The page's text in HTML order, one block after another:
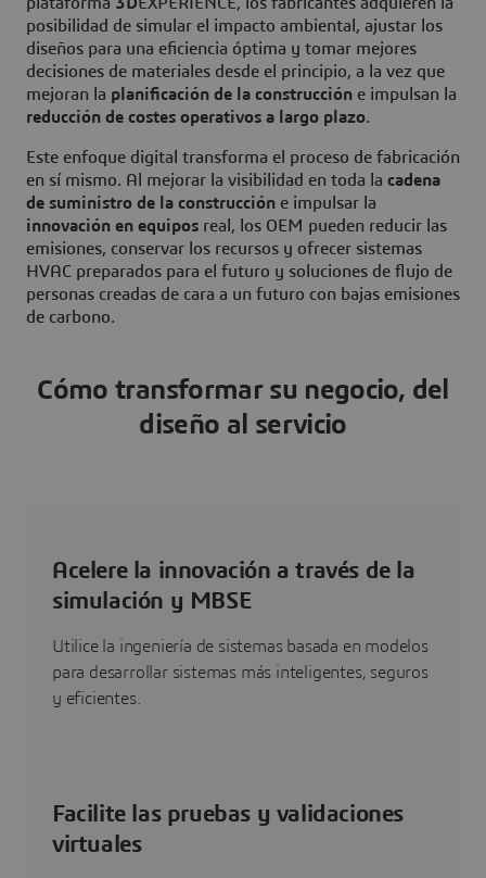
plataforma 3DEXPERIENCE, los fabricantes adquieren la
posibilidad de simular el impacto ambiental, ajustar los
diseños para una eficiencia óptima y tomar mejores
decisiones de materiales desde el principio, a la vez que
mejoran la planificación de la construcción e impulsan la
reducción de costes operativos a largo plazo.
Este enfoque digital transforma el proceso de fabricación
en sí mismo. Al mejorar la visibilidad en toda la cadena
de suministro de la construcción e impulsar la
innovación en equipos real, los OEM pueden reducir las
emisiones, conservar los recursos y ofrecer sistemas
HVAC preparados para el futuro y soluciones de flujo de
personas creadas de cara a un futuro con bajas emisiones
de carbono.
Cómo transformar su negocio, del
diseño al servicio
Acelere la innovación a través de la
simulación y MBSE
Utilice la ingeniería de sistemas basada en modelos
para desarrollar sistemas más inteligentes, seguros
y eficientes.
Facilite las pruebas y validaciones
virtuales